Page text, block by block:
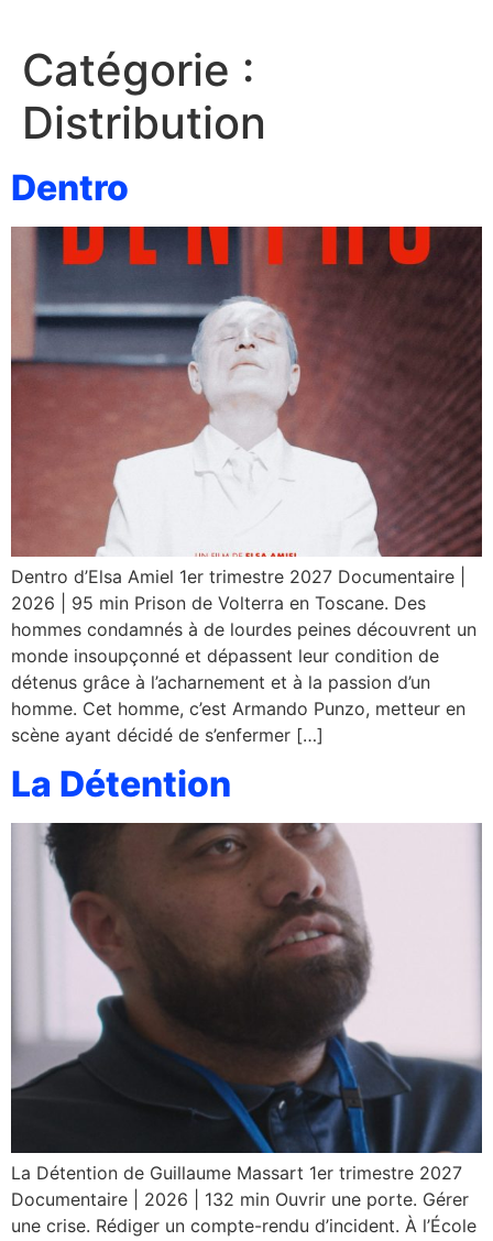
Catégorie :
Distribution
Dentro
Dentro d’Elsa Amiel 1er trimestre 2027 Documentaire |
2026 | 95 min Prison de Volterra en Toscane. Des
hommes condamnés à de lourdes peines découvrent un
monde insoupçonné et dépassent leur condition de
détenus grâce à l’acharnement et à la passion d’un
homme. Cet homme, c’est Armando Punzo, metteur en
scène ayant décidé de s’enfermer […]
La Détention
La Détention de Guillaume Massart 1er trimestre 2027
Documentaire | 2026 | 132 min Ouvrir une porte. Gérer
une crise. Rédiger un compte-rendu d’incident. À l’École